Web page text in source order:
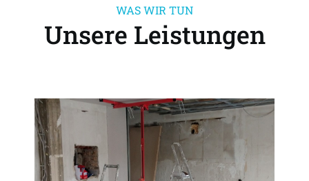
WAS WIR TUN
Unsere Leistungen